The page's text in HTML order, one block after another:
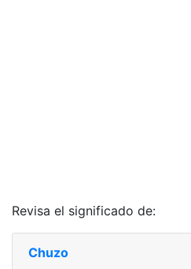
Revisa el significado de:
Chuzo